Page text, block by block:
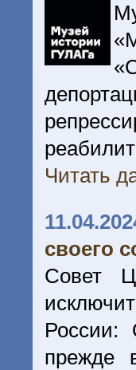
Читать
своего
Совет
России:
прежде